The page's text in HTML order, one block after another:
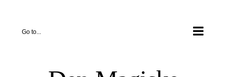
content
Go to...